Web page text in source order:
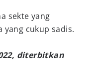
sekte yang
cukup sadis.
diterbitkan